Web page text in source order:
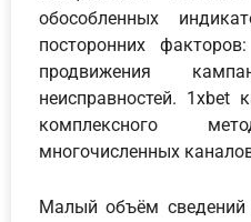
обособленных
посторонних
продвижения
неисправностей. 1xbet
комплексного
многочисленных
Малый объём сведений